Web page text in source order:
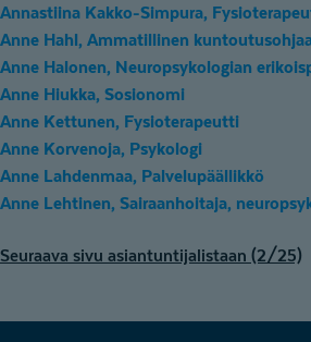
Annastiina Kakko-Simpura,
Anne Hahl, Ammatillinen
Anne Halonen, Neuropsykologian
Anne Hiukka, Sosionomi
Anne Kettunen, Fysioterapeutti
Anne Korvenoja, Psykologi
Anne Lahdenmaa, Palvelupäällikkö
Anne Lehtinen, Sairaanhoitaja,
A
Seuraava sivu asiantuntijalistaan (2/25)